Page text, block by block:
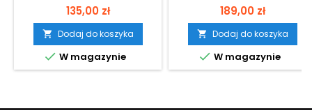
Cena
135,00 zł
 Dodaj do koszyka
 W magazynie
Cena
189,00 zł
 Dodaj do koszyka
 W magazynie